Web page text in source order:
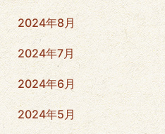
2024年8月
2024年7月
2024年6月
2024年5月